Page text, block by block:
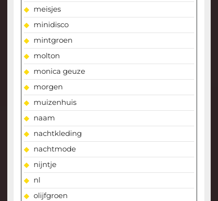
meisjes
minidisco
mintgroen
molton
monica geuze
morgen
muizenhuis
naam
nachtkleding
nachtmode
nijntje
nl
olijfgroen